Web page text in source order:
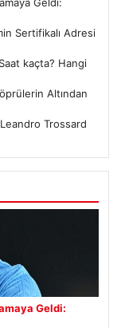
Sertifikalı Adresi
kaçta? Hangi
Altından
Trossard
Geldi: